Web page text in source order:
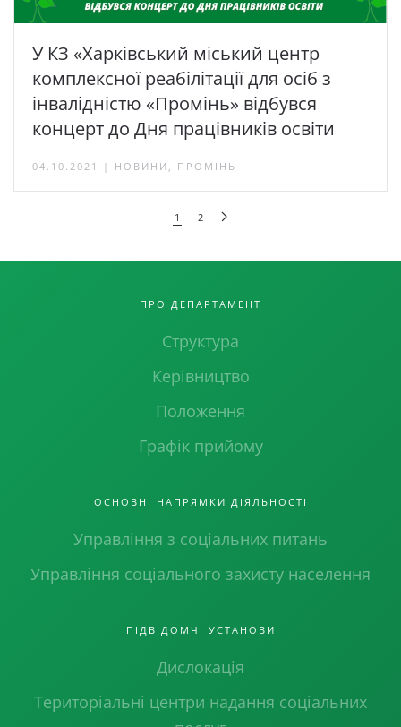
У КЗ «Харківський міський центр
комплексної реабілітації для осіб з
інвалідністю «Промінь» відбувся
концерт до Дня працівників освіти
04.10.2021 | НОВИНИ, ПРОМІНЬ
1 2
ПРО ДЕПАРТАМЕНТ
Структура
Керівництво
Положення
Графік прийому
ОСНОВНІ НАПРЯМКИ ДІЯЛЬНОСТІ
Управління з соціальних питань
Управління соціального захисту населення
ПІДВІДОМЧІ УСТАНОВИ
Дислокація
Територіальні центри надання соціальних